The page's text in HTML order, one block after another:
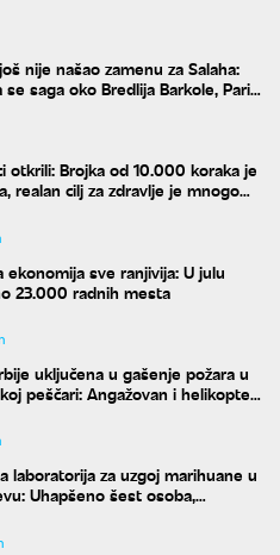
nije našao zamenu za Salaha:
se saga oko Bredlija Barkole, Pari
otkrili: Brojka od 10.000 koraka je
realan cilj za zdravlje je mnogo
ekonomija sve ranjivija: U julu
23.000 radnih mesta
uključena u gašenje požara u
peščari: Angažovan i helikopter
laboratorija za uzgoj marihuane u
Uhapšeno šest osoba,